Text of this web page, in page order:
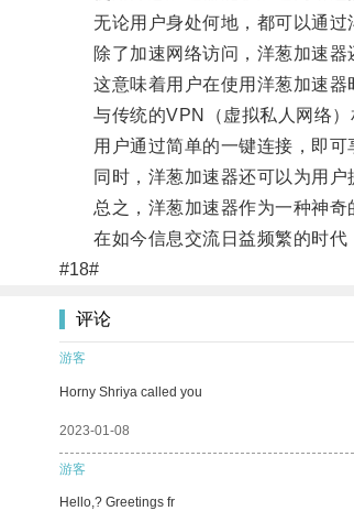
无论用户身处何地，都可以通过
除了加速网络访问，洋葱加速器
这意味着用户在使用洋葱加速器
与传统的VPN（虚拟私人网络）
用户通过简单的一键连接，即可
同时，洋葱加速器还可以为用户
总之，洋葱加速器作为一种神奇
在如今信息交流日益频繁的时代，
#18#
评论
游客
Horny Shriya called you
2023-01-08
游客
Hello,? Greetings fr